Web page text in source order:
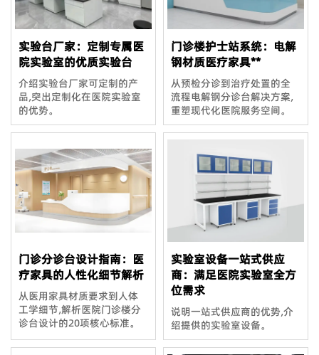
实验台厂家：定制专属医
院实验室的优质实验台
介绍实验台厂家可定制的产
品,突出定制化在医院实验室
的优势。
门诊楼护士站系统：电解
钢材质医疗家具**
从预检分诊到治疗处置的全
流程电解钢分诊台解决方案,
重塑现代化医院服务空间。
门诊分诊台设计指南：医
疗家具的人性化细节解析
从医用家具材质要求到人体
工学细节,解析医院门诊楼分
诊台设计的20项核心标准。
实验室设备一站式供应
商：满足医院实验室全方
位需求
说明一站式供应商的优势,介
绍提供的实验室设备。